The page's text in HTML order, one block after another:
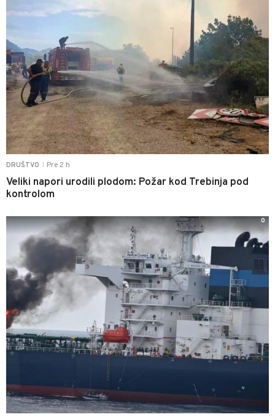
DRUŠTVO Pre 2 h
Veliki napori urodili plodom: Požar kod Trebinja pod
kontrolom
0